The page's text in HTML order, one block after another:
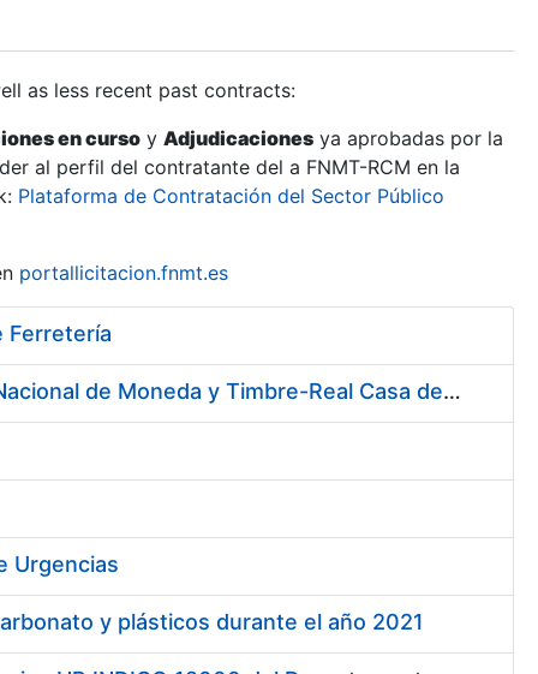
as less recent past contracts:
en curso y Adjudicaciones ya aprobadas por la
al perfil del contratante del a FNMT-RCM en la
Plataforma de Contratación del Sector Público
portallicitacion.fnmt.es
Ferretería
Servicio de Cafetería y Comedor en la sede central de la Fábrica Nacional de Moneda y Timbre-Real Casa de la Moneda en Madrid
Urgencias
y plásticos durante el año 2021